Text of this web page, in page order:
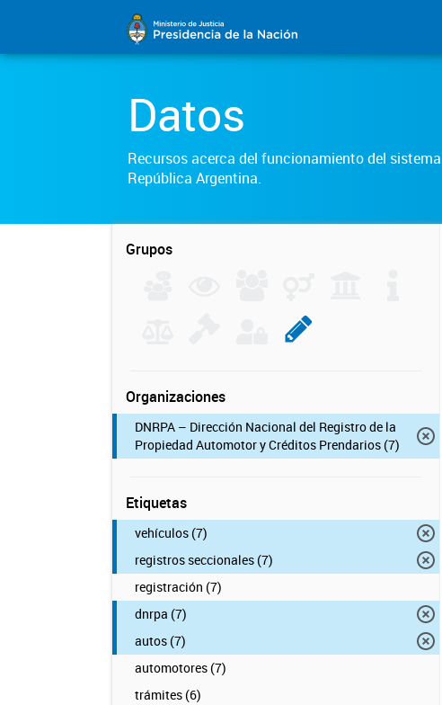
Datos
Recursos acerca del funcionamiento del
República Argentina.
Grupos
Organizaciones
DNRPA – Dirección Nacional del Registro de la
Propiedad Automotor y Créditos Prendarios (7)
Etiquetas
vehículos (7)
registros seccionales (7)
registración (7)
dnrpa (7)
autos (7)
automotores (7)
trámites (6)